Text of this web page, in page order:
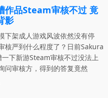
作品Steam审核不过 竟
影
下架成人游戏风波依然没有停
核严到什么程度了？日前Sakura
下新游Steam审核不过没法上
问审核方，得到的答复竟然